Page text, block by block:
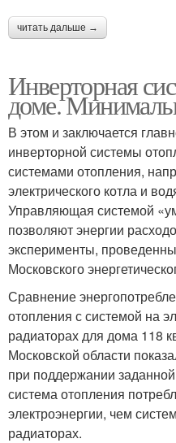
читать дальше →
Инверторная
доме.
В этом и заключается
инверторной системы
системами отопления,
электрического котла и
Управляющая системой
позволяют энергии
эксперименты,
Московского
Сравнение
отопления с системой на
радиаторах для дома 118
Московской области
при поддержании
система отопления
электроэнергии, чем
радиаторах.